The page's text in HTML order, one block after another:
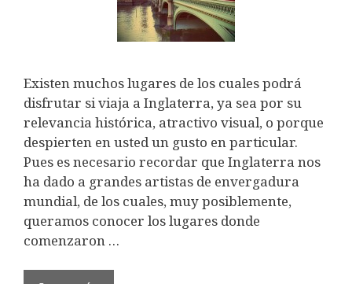
Existen muchos lugares de los cuales podrá
disfrutar si viaja a Inglaterra, ya sea por su
relevancia histórica, atractivo visual, o porque
despierten en usted un gusto en particular.
Pues es necesario recordar que Inglaterra nos
ha dado a grandes artistas de envergadura
mundial, de los cuales, muy posiblemente,
queramos conocer los lugares donde
comenzaron …